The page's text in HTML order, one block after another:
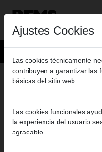
Productos>Prensar radial>
REMS Tenazas de prensar/REMS
REMSTENAZ
(PZ-2B) A1-32KN
Art. nº. 570747
Ajustes Cookies
Las cookies técnicamente
contribuyen a garantizar las
básicas del sitio web.
Las cookies funcionales
la experiencia del usuario
agradable.